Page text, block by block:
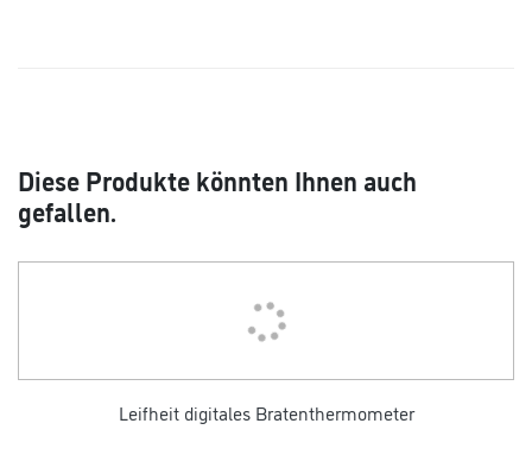
Diese Produkte könnten Ihnen auch
gefallen.
Leifheit digitales Bratenthermometer